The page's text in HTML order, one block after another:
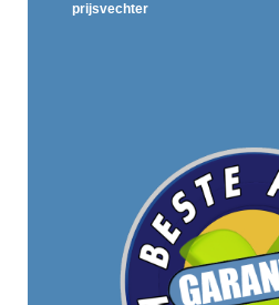
prijsvechter